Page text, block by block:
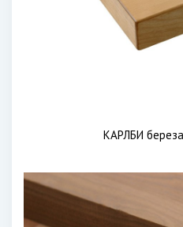
КАРЛБИ